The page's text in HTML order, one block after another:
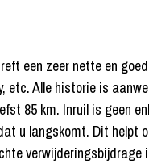
een zeer nette en
etc. Alle historie is
85 km. Inruil is geen
u langskomt. Dit